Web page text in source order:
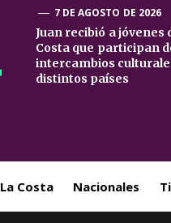
La
Costa
7 DE AGOSTO DE 2026
Juan recibió a jóvenes
Costa que participan
intercambios
distintos países
La Costa Nacionales